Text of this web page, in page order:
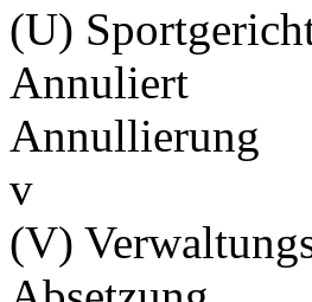
(U)
Annuliert
Annullierung
v
(V)